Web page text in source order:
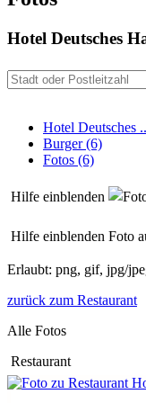
Hotel Deutsches
Hotel Deutsches
Burger (6)
Fotos (6)
Hilfe einblenden
Hilfe einblenden Foto
Erlaubt: png, gif, jpg/
zurück zum Restaurant
Alle Fotos
Restaurant